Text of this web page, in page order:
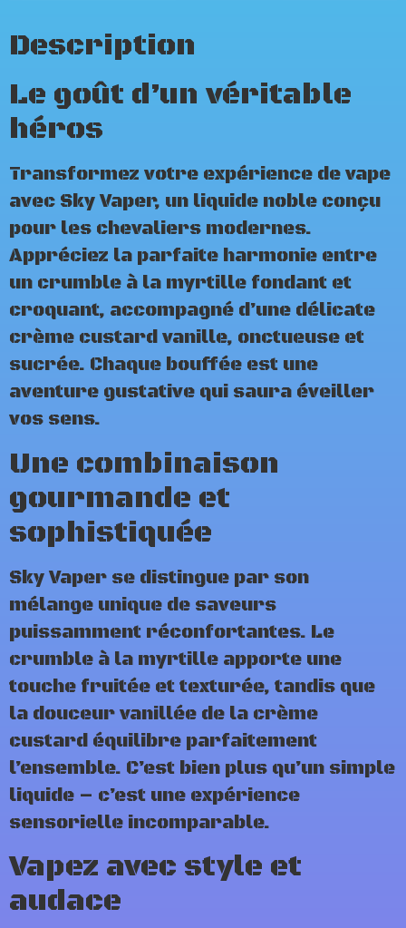
Description
Le goût d’un véritable
héros
Transformez votre expérience de vape
avec Sky Vaper, un liquide noble conçu
pour les chevaliers modernes.
Appréciez la parfaite harmonie entre
un crumble à la myrtille fondant et
croquant, accompagné d’une délicate
crème custard vanille, onctueuse et
sucrée. Chaque bouffée est une
aventure gustative qui saura éveiller
vos sens.
Une combinaison
gourmande et
sophistiquée
Sky Vaper se distingue par son
mélange unique de saveurs
puissamment réconfortantes. Le
crumble à la myrtille apporte une
touche fruitée et texturée, tandis que
la douceur vanillée de la crème
custard équilibre parfaitement
l’ensemble. C’est bien plus qu’un simple
liquide – c’est une expérience
sensorielle incomparable.
Vapez avec style et
audace